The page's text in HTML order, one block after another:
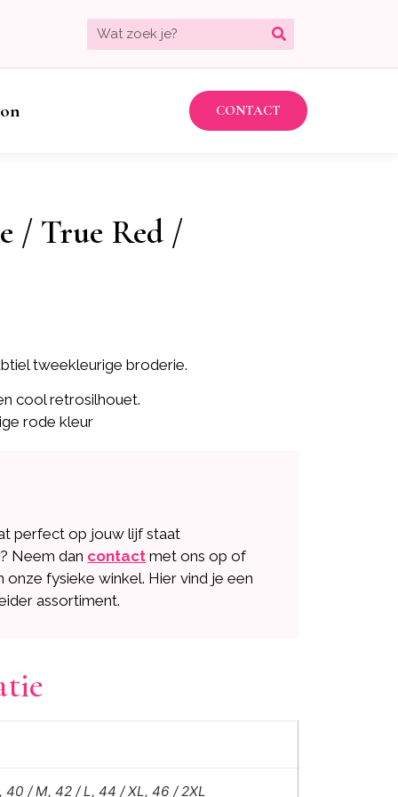
CONTACT
/ True Red /
tweekleurige broderie.
cool retrosilhouet.
rode kleur
perfect op jouw lijf staat
Neem dan contact met ons op of
onze fysieke winkel. Hier vind je een
assortiment.
40 / M, 42 / L, 44 / XL, 46 / 2XL